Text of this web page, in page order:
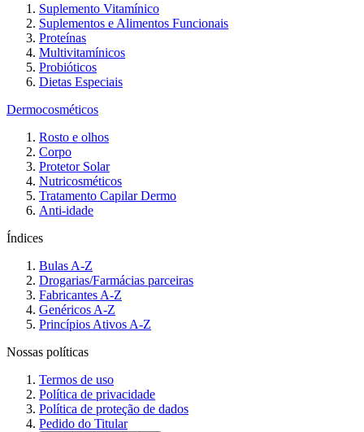
Suplemento Vitamínico
Suplementos e Alimentos Funcionais
Proteínas
Multivitamínicos
Probióticos
Dietas Especiais
Dermocosméticos
Rosto e olhos
Corpo
Protetor Solar
Nutricosméticos
Tratamento Capilar Dermo
Anti-idade
Índices
Bulas A-Z
Drogarias/Farmácias parceiras
Fabricantes A-Z
Genéricos A-Z
Princípios Ativos A-Z
Nossas políticas
Termos de uso
Política de privacidade
Política de proteção de dados
Pedido do Titular